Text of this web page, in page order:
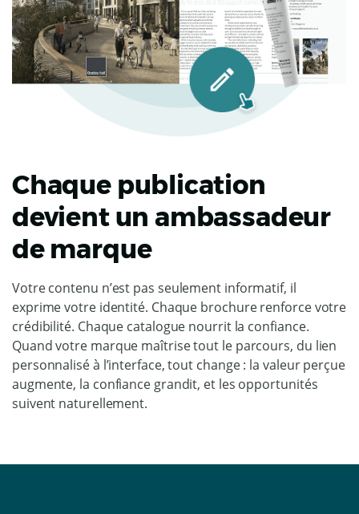
Chaque publication
devient un ambassadeur
de marque
Votre contenu n’est pas seulement informatif, il
exprime votre identité. Chaque brochure renforce votre
crédibilité. Chaque catalogue nourrit la confiance.
Quand votre marque maîtrise tout le parcours, du lien
personnalisé à l’interface, tout change : la valeur perçue
augmente, la confiance grandit, et les opportunités
suivent naturellement.